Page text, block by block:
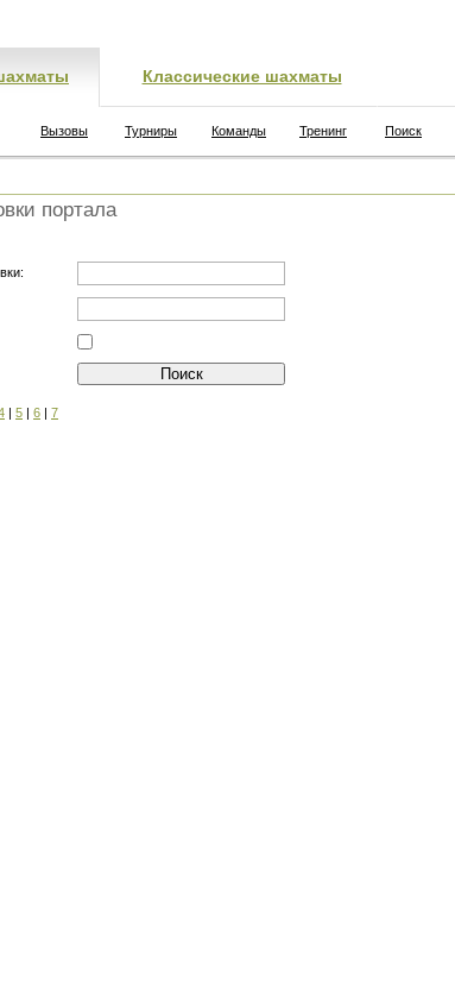
Классические шахматы
Вызовы Турниры Команды Тренинг Поиск
портала
| 5 | 6 | 7